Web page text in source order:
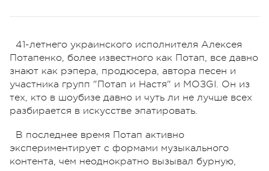
41-летнего украинского исполнителя Алексея
Потапенко, более известного как Потап, все давно
знают как рэпера, продюсера, автора песен и
участника групп "Потап и Настя" и MOЗGI. Он из
тех, кто в шоубизе давно и чуть ли не лучше всех
разбирается в искусстве эпатировать.
В последнее время Потап активно
экспериментирует с формами музыкального
контента, чем неоднократно вызывал бурную,